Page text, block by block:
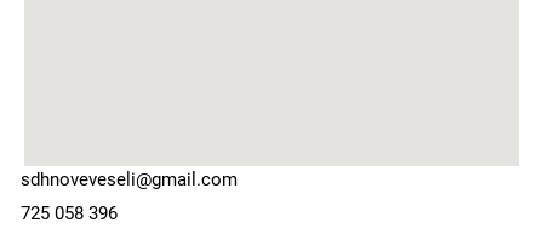
sdhnoveveseli@gmail.com
725 058 396